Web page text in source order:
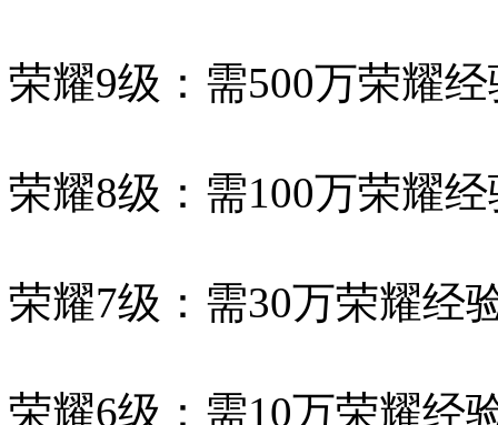
荣耀9级：需500万荣耀
荣耀8级：需100万荣耀
荣耀7级：需30万荣耀经
荣耀6级：需10万荣耀经